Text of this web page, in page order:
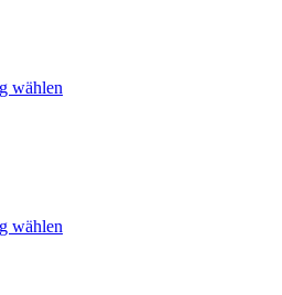
wählen
wählen